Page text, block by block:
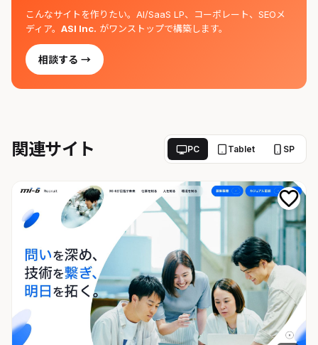
こんなサイトを作りたい。AI/SaaS LP、コーポレート、SEOメ
ディア。 ASI Inc. がワンストップで構築します。
相談する →
関連サイト PC Tablet SP